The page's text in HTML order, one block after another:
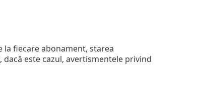
fiecare abonament, starea
este cazul, avertismentele privind